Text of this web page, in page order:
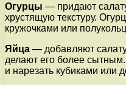
Огурцы — придают
хрустящую текстуру.
кружочками или
Яйца — добавляют
делают его более
и нарезать кубиками или